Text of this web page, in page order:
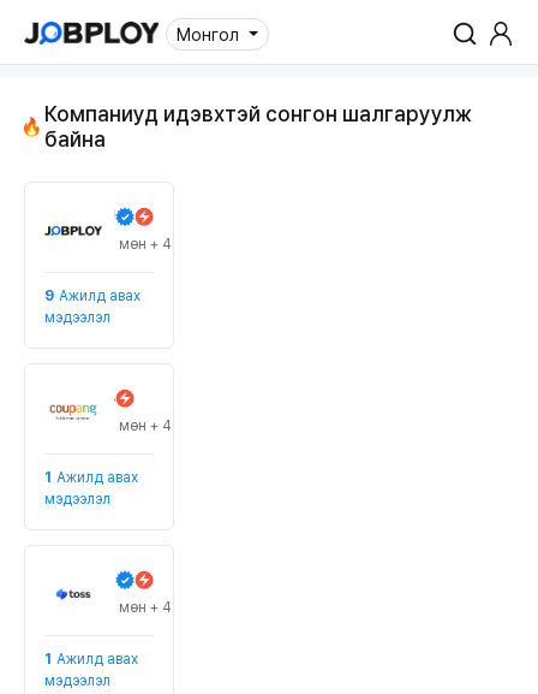
Монгол
Компаниуд идэвхтэй сонгон шалгаруулж
байна
팀잡플로이
#Ажлын байр
мөн + 4
9 Ажилд авах
мэдээлэл
쿠팡풀필먼트서비스 유한회사(Coupang Fulfillment Services Ltd.)
#Купанг
мөн + 4
1 Ажилд авах
мэдээлэл
비바리퍼블리카
#ШИЛЖҮҮЛЭХ
мөн + 4
1 Ажилд авах
мэдээлэл